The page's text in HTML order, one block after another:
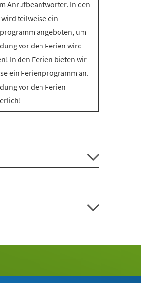
Anrufbeantworter. In den
wird teilweise ein
angeboten, um
vor den Ferien wird
In den Ferien bieten wir
ein Ferienprogramm an.
vor den Ferien